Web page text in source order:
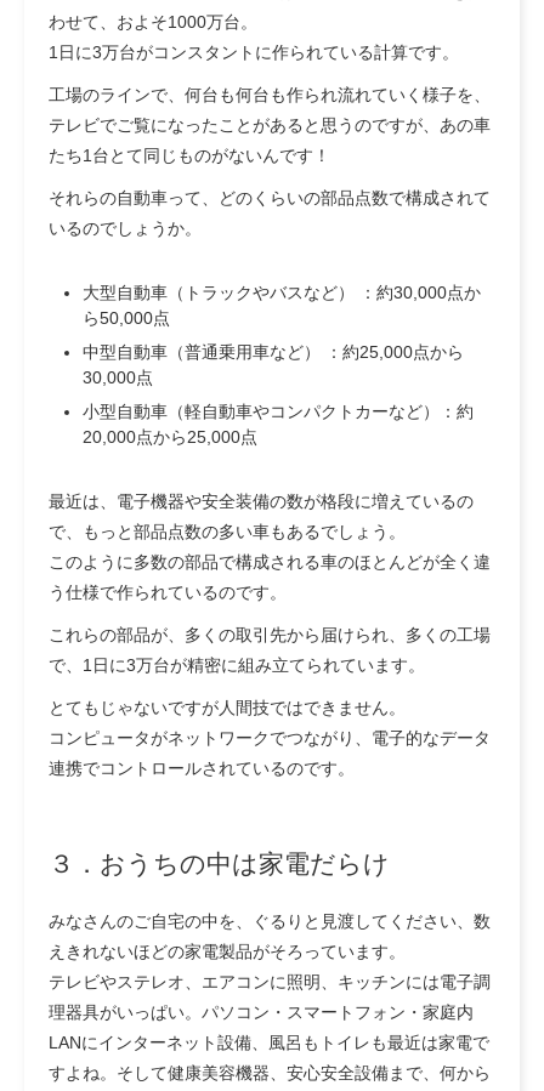
わせて、およそ1000万台。
1日に3万台がコンスタントに作られている計算です。
工場のラインで、何台も何台も作られ流れていく様子を、
テレビでご覧になったことがあると思うのですが、あの車
たち1台とて同じものがないんです！
それらの自動車って、どのくらいの部品点数で構成されて
いるのでしょうか。
大型自動車（トラックやバスなど） ：約30,000点か
ら50,000点
中型自動車（普通乗用車など） ：約25,000点から
30,000点
小型自動車（軽自動車やコンパクトカーなど）：約
20,000点から25,000点
最近は、電子機器や安全装備の数が格段に増えているの
で、もっと部品点数の多い車もあるでしょう。
このように多数の部品で構成される車のほとんどが全く違
う仕様で作られているのです。
これらの部品が、多くの取引先から届けられ、多くの工場
で、1日に3万台が精密に組み立てられています。
とてもじゃないですが人間技ではできません。
コンピュータがネットワークでつながり、電子的なデータ
連携でコントロールされているのです。
３．おうちの中は家電だらけ
みなさんのご自宅の中を、ぐるりと見渡してください、数
えきれないほどの家電製品がそろっています。
テレビやステレオ、エアコンに照明、キッチンには電子調
理器具がいっぱい。パソコン・スマートフォン・家庭内
LANにインターネット設備、風呂もトイレも最近は家電で
すよね。そして健康美容機器、安心安全設備まで、何から